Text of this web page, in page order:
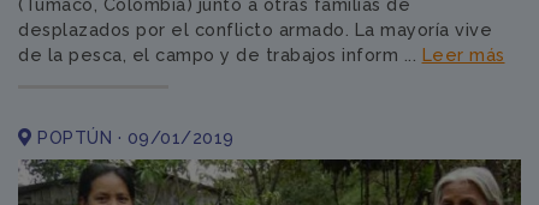
desplazados por el conflicto armado. La mayoría vive
de la pesca, el campo y de trabajos inform ... Leer más
POPTÚN · 09/01/2019